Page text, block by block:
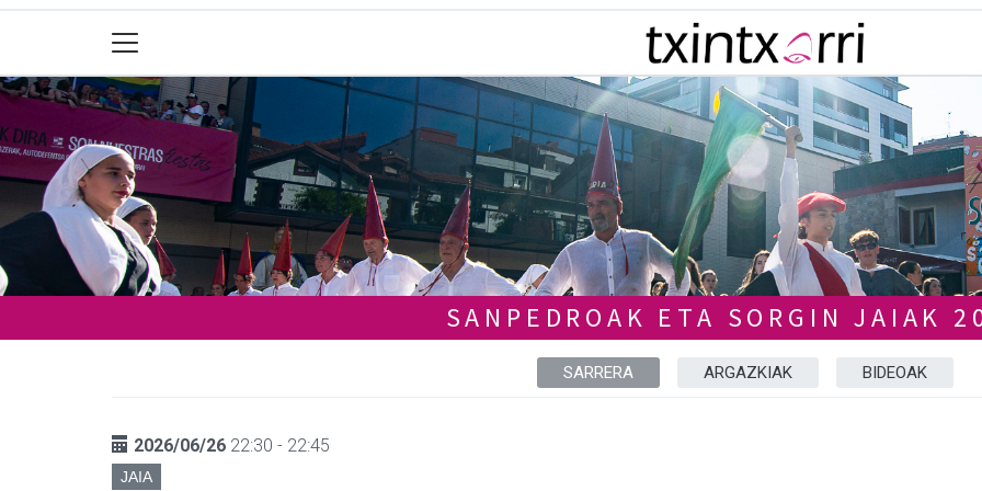
SANPEDROAK ETA SORGIN JAIAK
SARRERA ARGAZKIAK BIDEOAK
2026/06/26 22:30 - 22:45
JAIA